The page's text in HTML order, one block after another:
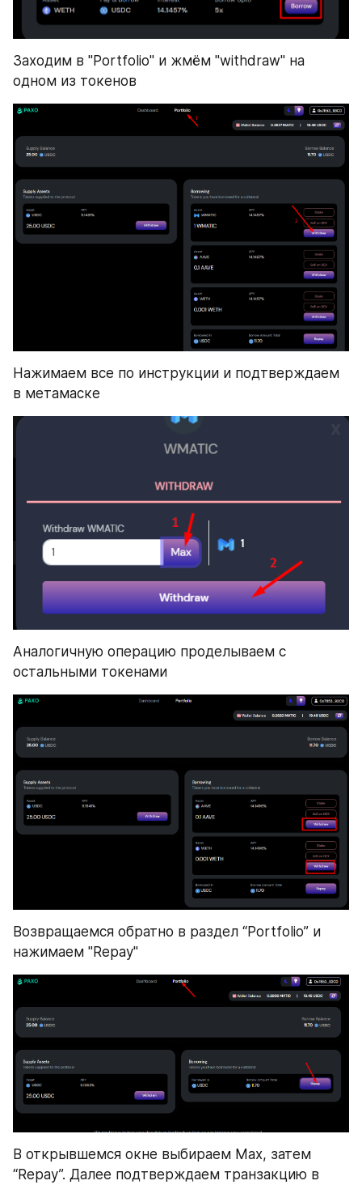
Заходим в "Portfolio" и жмём "withdraw" на
одном из токенов
Нажимаем все по инструкции и подтверждаем
в метамаске
Аналогичную операцию проделываем с
остальными токенами
Возвращаемся обратно в раздел “Portfolio” и
нажимаем "Repay"
В открывшемся окне выбираем Max, затем
“Repay”. Далее подтверждаем транзакцию в